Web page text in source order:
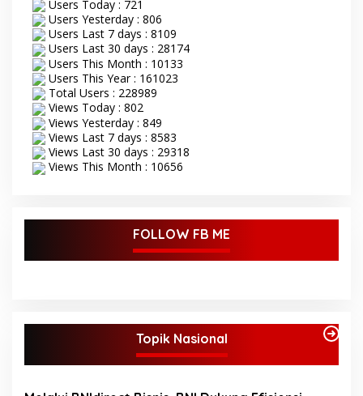
September 2025. Acara
pembukaan STQ ke-53
yang di gelar di kecamatan
Tanah Sepenggal ini,
diawali dengan grand
opening STQ, dilanjutkan
dengan pelantikan dan
pengambilan sumpah
sekaligus pemasangan
toga kepada Dewan Hakim
STQ oleh Bupati Bungo.
Serangkaian kegiatan
acara pembukaan STQ ini
Bupati di dan dampingi
oleh wakil Bupati Bungo.
Tamu undangan serta
Bungo Tahun 2025 ini.
Bupati Bungo H Dedy Putra
mengatakan STQ
Users Today : 721
Users Yesterday : 806
Users Last 7 days : 8109
Users Last 30 days : 28174
Users This Month : 10133
Users This Year : 161023
Total Users : 228989
Views Today : 802
Views Yesterday : 849
Views Last 7 days : 8583
Views Last 30 days : 29318
Views This Month : 10656
FOLLOW FB ME
Topik Nasional